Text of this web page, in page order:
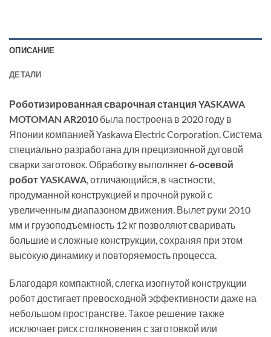
ОПИСАНИЕ
ДЕТАЛИ
Роботизированная сварочная станция YASKAWA
MOTOMAN AR2010 была построена в 2020 году в
Японии компанией Yaskawa Electric Corporation. Система
специально разработана для прецизионной дуговой
сварки заготовок. Обработку выполняет6-осевой
робот YASKAWA, отличающийся, в частности,
продуманной конструкцией и прочной рукой с
увеличенным диапазоном движения. Вылет руки 2010
мм и грузоподъемность 12 кг позволяют сваривать
большие и сложные конструкции, сохраняя при этом
высокую динамику и повторяемость процесса.
Благодаря компактной, слегка изогнутой конструкции
робот достигает превосходной эффективности даже на
небольшом пространстве. Такое решение также
исключает риск столкновения с заготовкой или